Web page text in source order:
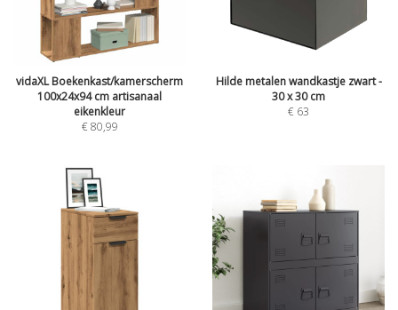
vidaXL Boekenkast/kamerscherm
100x24x94 cm artisanaal
eikenkleur
€80,99
Hilde metalen wandkastje zwart -
30 x 30 cm
€ 63